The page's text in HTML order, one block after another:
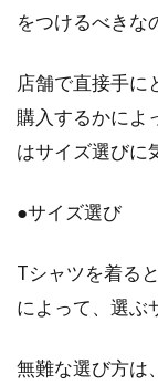
をつけるべきな
店舗で直接手に
購入するかによ
はサイズ選びに
●サイズ選び
Tシャツを着る
によって、選ぶ
無難な選び方は